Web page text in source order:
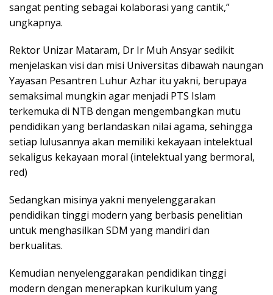
sangat penting sebagai kolaborasi yang cantik,”
ungkapnya.
Rektor Unizar Mataram, Dr Ir Muh Ansyar sedikit
menjelaskan visi dan misi Universitas dibawah naungan
Yayasan Pesantren Luhur Azhar itu yakni, berupaya
semaksimal mungkin agar menjadi PTS Islam
terkemuka di NTB dengan mengembangkan mutu
pendidikan yang berlandaskan nilai agama, sehingga
setiap lulusannya akan memiliki kekayaan intelektual
sekaligus kekayaan moral (intelektual yang bermoral,
red)
Sedangkan misinya yakni menyelenggarakan
pendidikan tinggi modern yang berbasis penelitian
untuk menghasilkan SDM yang mandiri dan
berkualitas.
Kemudian nenyelenggarakan pendidikan tinggi
modern dengan menerapkan kurikulum yang